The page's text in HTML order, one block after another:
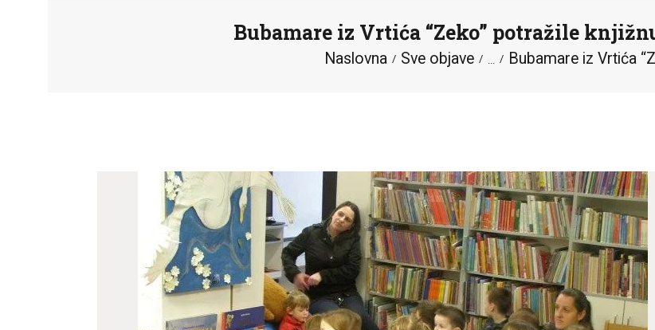
Bubamare iz Vrtića “Zeko” potražile
Naslovna Sve objave ... Bubamare iz Vrtića
KATALOG
ODJELI
DOKUMENTI
KONTAKT